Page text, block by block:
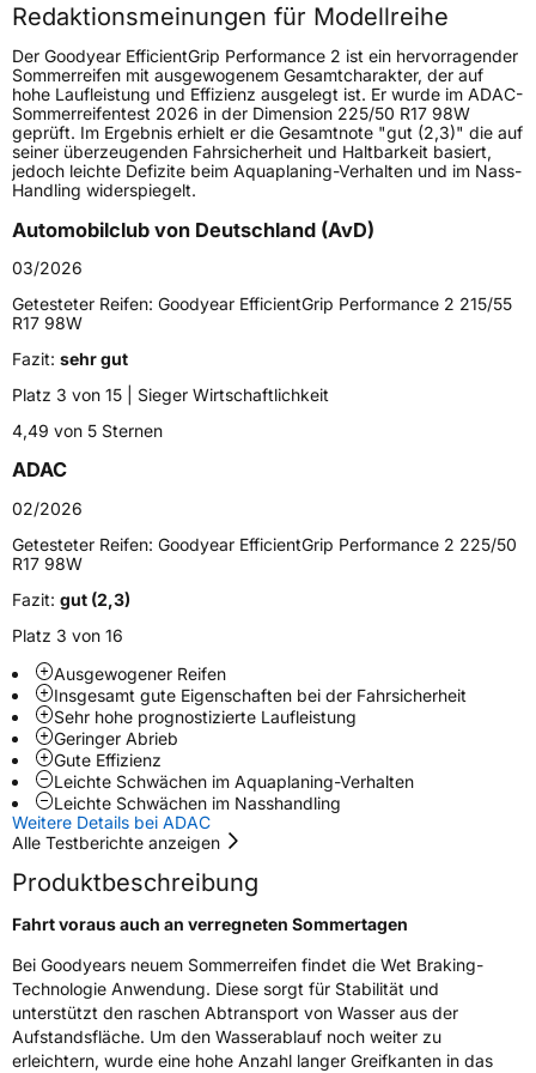
Höchstgeschwindigkeit
270 km/h
Lastindex94
Höchstlast670 kg
Generelle Merkmale
FahrzeugtypPKW
Verwendung
Modellname EfficientGrip Performance 2
Fahrzeugart
Weitere Eigenschaften
Zustand
EU Label
Effizienz
NasshaftungA
Rollgeräusch (Klasse)
Rollgeräusch (dB)69
FahrzeugklasseC1
3PMSF / Schneeflockensymbol / Alpine-Symbol
EPREL ID610989
Allgemeine Produktsicherheit (GPSR)
Redaktionsmeinungen für Modellreihe
Der Goodyear EfficientGrip Performance 2 ist ein hervorragender
Sommerreifen mit ausgewogenem Gesamtcharakter, der auf
hohe Laufleistung und Effizienz ausgelegt ist. Er wurde im ADAC-
Sommerreifentest 2026 in der Dimension 225/50 R17 98W
geprüft. Im Ergebnis erhielt er die Gesamtnote "gut (2,3)" die auf
seiner überzeugenden Fahrsicherheit und Haltbarkeit basiert,
jedoch leichte Defizite beim Aquaplaning-Verhalten und im Nass-
Handling widerspiegelt.
Automobilclub von Deutschland (AvD)
03/2026
Getesteter Reifen: Goodyear EfficientGrip Performance 2 215/55
R17 98W
Fazit: sehr gut
Platz 3 von 15 | Sieger Wirtschaftlichkeit
4,49 von 5 Sternen
ADAC
02/2026
Getesteter Reifen: Goodyear EfficientGrip Performance 2 225/50
R17 98W
Fazit: gut (2,3)
Platz 3 von 16
Ausgewogener Reifen
Insgesamt gute Eigenschaften bei der Fahrsicherheit
Sehr hohe prognostizierte Laufleistung
Geringer Abrieb
Gute Effizienz
Leichte Schwächen im Aquaplaning-Verhalten
Leichte Schwächen im Nasshandling
Weitere Details bei ADAC
Alle Testberichte anzeigen
Produktbeschreibung
Fahrt voraus auch an verregneten Sommertagen
Bei Goodyears neuem Sommerreifen findet die Wet Braking-
Technologie Anwendung. Diese sorgt für Stabilität und
unterstützt den raschen Abtransport von Wasser aus der
Aufstandsfläche. Um den Wasserablauf noch weiter zu
erleichtern, wurde eine hohe Anzahl langer Greifkanten in das